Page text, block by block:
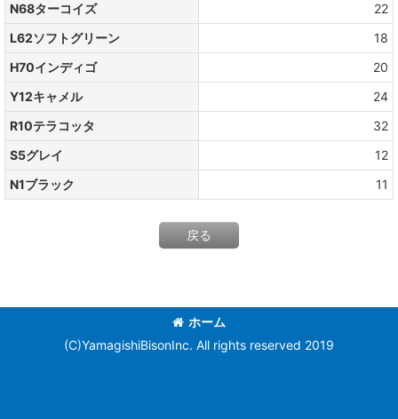
N68ターコイズ
22
L62ソフトグリーン
18
H70インディゴ
20
Y12キャメル
24
R10テラコッタ
32
S5グレイ
12
N1ブラック
11
戻る
ホーム
(C)YamagishiBisonInc. All rights reserved 2019